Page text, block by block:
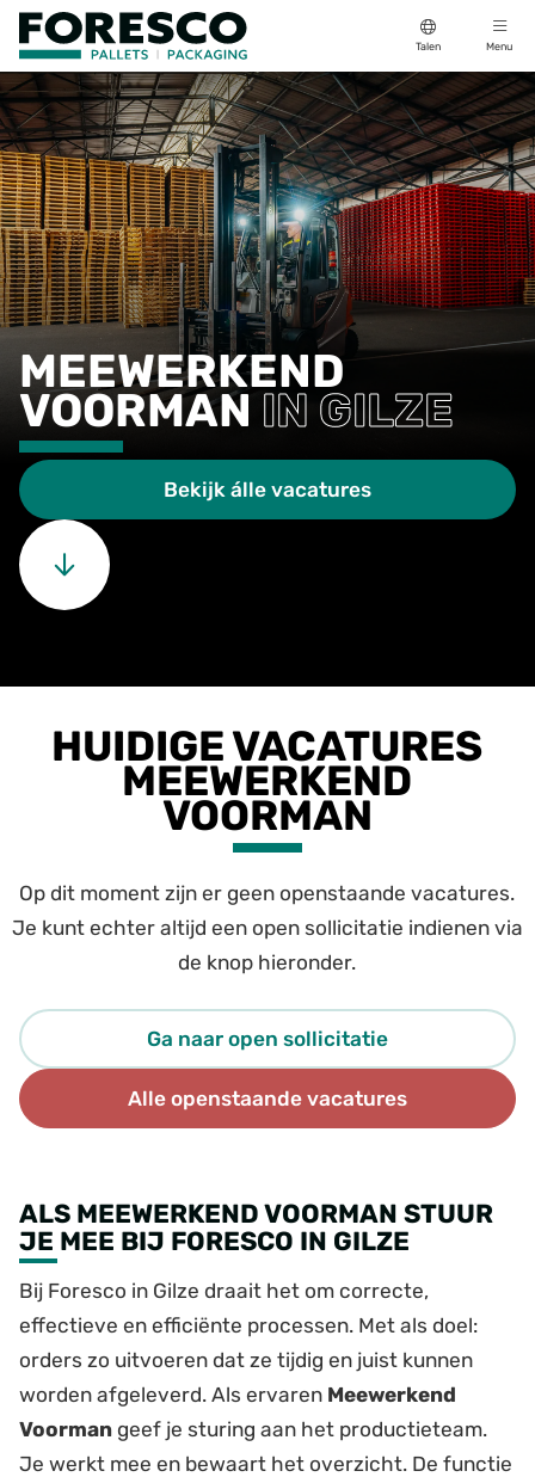
Talen Menu
MEEWERKEND
VOORMAN IN GILZE
Bekijk álle vacatures
HUIDIGE VACATURES
MEEWERKEND
VOORMAN
Op dit moment zijn er geen openstaande vacatures.
Je kunt echter altijd een open sollicitatie indienen via
de knop hieronder.
Ga naar open sollicitatie
Alle openstaande vacatures
ALS MEEWERKEND VOORMAN STUUR
JE MEE BIJ FORESCO IN GILZE
Bij Foresco in Gilze draait het om correcte,
effectieve en efficiënte processen. Met als doel:
orders zo uitvoeren dat ze tijdig en juist kunnen
worden afgeleverd. Als ervaren Meewerkend
Voorman geef je sturing aan het productieteam.
Je werkt mee en bewaart het overzicht. De functie